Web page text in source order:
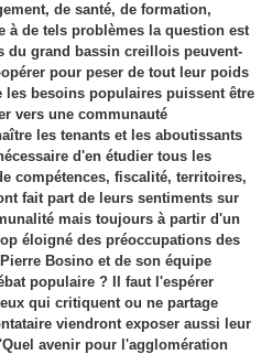
de santé, de formation,
à de tels problèmes la question est
du grand bassin creillois peuvent-
pour peser de tout leur poids
les besoins populaires puissent être
vers une communauté
les tenants et les aboutissants
d'en étudier tous les
compétences, fiscalité, territoires,
fait part de leurs sentiments sur
mais toujours à partir d'un
éloigné des préoccupations des
Bosino et de son équipe
populaire ? Il faut l'espérer
qui critiquent ou ne partage
viendront exposer aussi leur
avenir pour l'agglomération